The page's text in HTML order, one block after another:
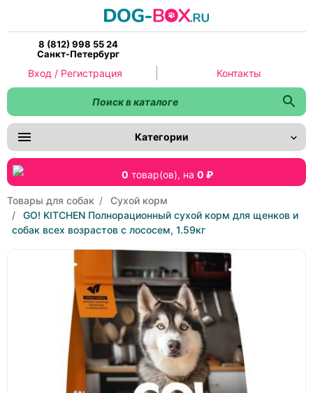
8 (812) 998 55 24
Санкт-Петербург
0 товар(ов), на 0 ₽
Категории
Вход / Регистрация Контакты
Товары для собак
Сухой корм
GO! KITCHEN Полнорационный сухой корм для щенков и
собак всех возрастов с лососем, 1.59кг